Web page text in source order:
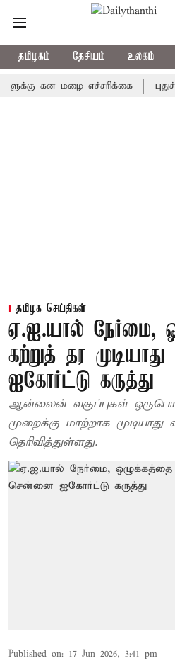
தமிழகம் தேசியம் உலகம்
கன மழை எச்சரிக்கை
தமிழக செய்திகள்
ஏ.ஐ.யால் நேர்மை,
கற்றுத் தர
ஐகோர்ட்டு கருத்து
ஆன்லைன் வகுப்புகள்
முறைக்கு மாற்றாக
தெரிவித்துள்ளது.
Published on: 17 Jun 2026, 3:41 pm